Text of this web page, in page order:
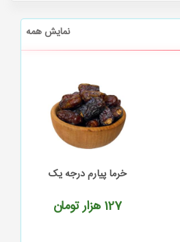
نمایش همه
زعفران یک مثقالی پاکتی
240 هزار تومان